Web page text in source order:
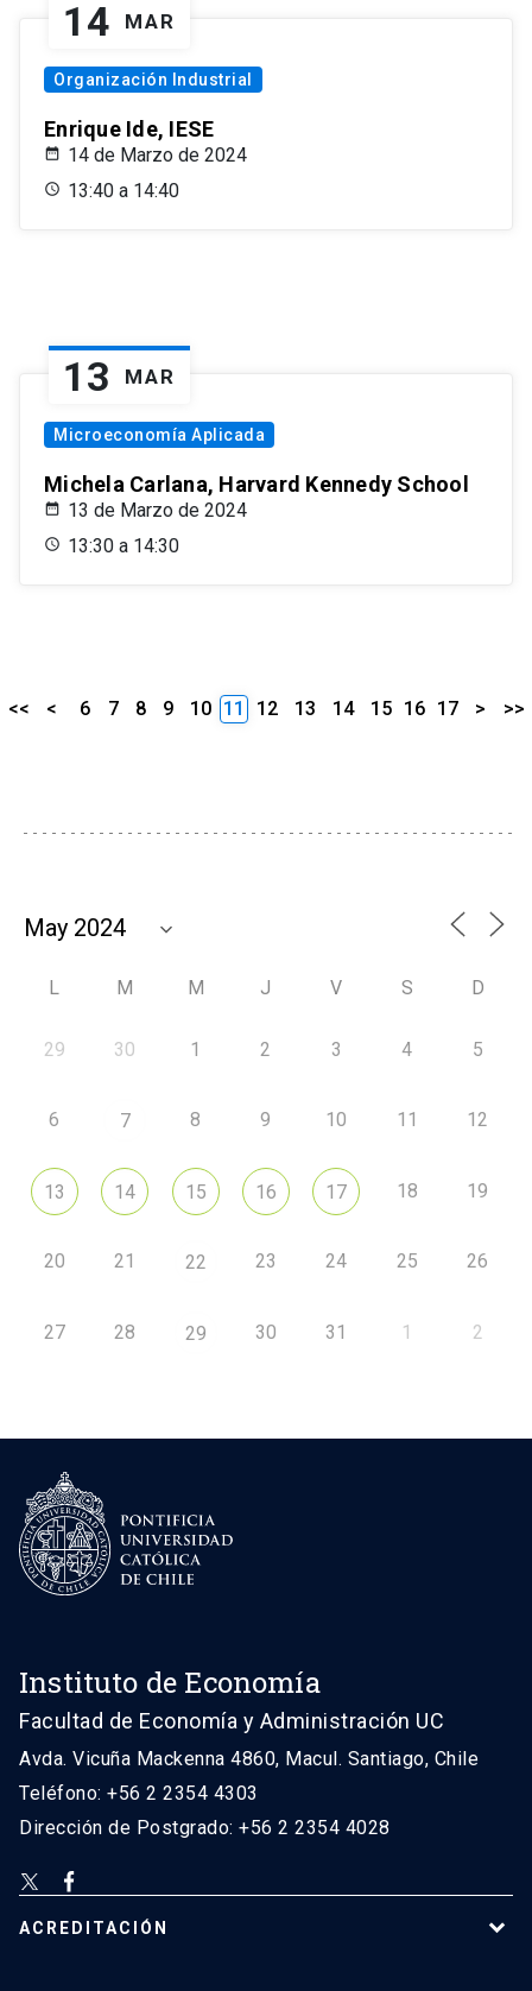
14 MAR
Organización Industrial
Enrique Ide, IESE
14 de Marzo de 2024
13:40 a 14:40
13 MAR
Microeconomía Aplicada
Michela Carlana, Harvard Kennedy School
13 de Marzo de 2024
13:30 a 14:30
<< < 6 7 8 9 10 11 12 13 14 15 16 17 > >>
L M M J V S D
29 30 1 2 3 4 5
6 7 8 9 10 11 12
13 14 15 16 17 18 19
20 21 22 23 24 25 26
27 28 29 30 31 1 2
Instituto de Economía
Facultad de Economía y Administración UC
Avda. Vicuña Mackenna 4860, Macul. Santiago, Chile
Teléfono: +56 2 2354 4303
Dirección de Postgrado: +56 2 2354 4028
ACREDITACIÓN